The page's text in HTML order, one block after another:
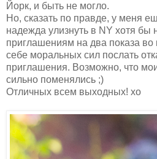
Йорк, и быть не могло.
Но, сказать по правде, у меня
надежда улизнуть в NY хотя бы
приглашениям на два показа во
себе моральных сил послать
приглашения. Возможно, что
сильно поменялись ;)
Отличных всем выходных! хо